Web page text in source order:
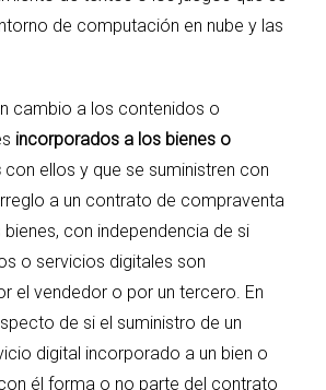
de computación en nube y las
cambio a los contenidos o
incorporados a los bienes o
con ellos y que se suministren con
a un contrato de compraventa
con independencia de si
o servicios digitales son
el vendedor o por un tercero. En
de si el suministro de un
digital incorporado a un bien o
él forma o no parte del contrato